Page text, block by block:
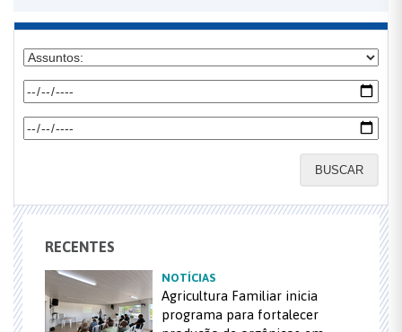
BUSCAR
RECENTES
NOTÍCIAS
Agricultura Familiar inicia
programa para fortalecer